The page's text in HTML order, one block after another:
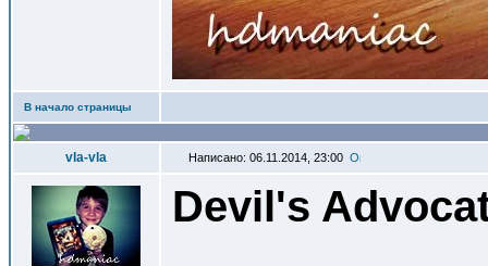
В начало страницы
vla-vla Написано: 06.11.2014, 23:00
Devil's